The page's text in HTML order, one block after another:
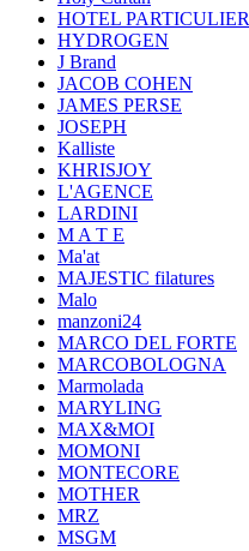
HOTEL PARTICULIER
HYDROGEN
J Brand
JACOB COHEN
JAMES PERSE
JOSEPH
Kalliste
KHRISJOY
L'AGENCE
LARDINI
M A T E
Ma'at
MAJESTIC filatures
Malo
manzoni24
MARCO DEL FORTE
MARCOBOLOGNA
Marmolada
MARYLING
MAX&MOI
MOMONI
MONTECORE
MOTHER
MRZ
MSGM